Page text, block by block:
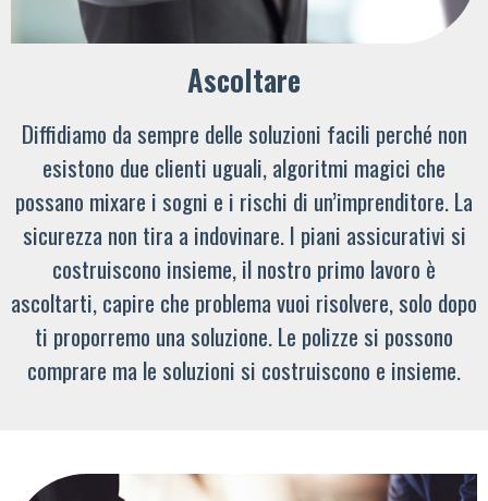
Ascoltare
Diffidiamo da sempre delle soluzioni facili perché non
esistono due clienti uguali, algoritmi magici che
possano mixare i sogni e i rischi di un’imprenditore. La
sicurezza non tira a indovinare. I piani assicurativi si
costruiscono insieme, il nostro primo lavoro è
ascoltarti, capire che problema vuoi risolvere, solo dopo
ti proporremo una soluzione. Le polizze si possono
comprare ma le soluzioni si costruiscono e insieme.